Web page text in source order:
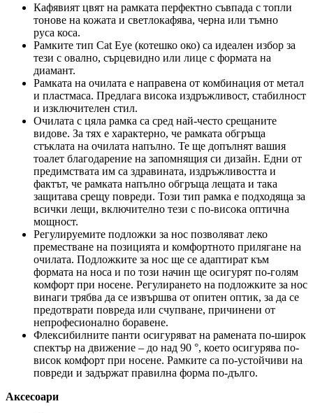
Кафявият цвят на рамката перфектно съвпада с топли
тонове на кожата и светлокафява, черна или тъмно
руса коса.
Рамките тип Cat Eye (котешко око) са идеален избор за
тези с овално, сърцевидно или лице с формата на
диамант.
Рамката на очилата е направена от комбинация от метал
и пластмаса. Предлага висока издръжливост, стабилност
и изключителен стил.
Очилата с цяла рамка са сред най-често срещаните
видове. За тях е характерно, че рамката обгръща
стъклата на очилата напълно. Те ще допълнят вашия
тоалет благодарение на запомнящия си дизайн. Едни от
предимствата им са здравината, издръжливостта и
фактът, че рамката напълно обгръща лещата и така
защитава срещу повреди. Този тип рамка е подходяща за
всички лещи, включително тези с по-висока оптична
мощност.
Регулируемите подложки за нос позволяват леко
преместване на позицията и комфортното прилягане на
очилата. Подложките за нос ще се адаптират към
формата на носа и по този начин ще осигурят по-голям
комфорт при носене. Регулирането на подложките за нос
винаги трябва да се извършва от опитен оптик, за да се
предотврати повреда или счупване, причинени от
непрофесионално боравене.
Флексибилните панти осигуряват на рамената по-широк
спектър на движение – до над 90 °, което осигурява по-
висок комфорт при носене. Рамките са по-устойчиви на
повреди и задържат правилна форма по-дълго.
Аксесоари